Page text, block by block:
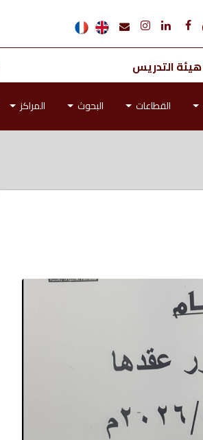
التدريس
القطاعات البحوث المراكز